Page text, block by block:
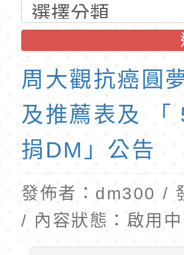
育專業人員
理人員」甄選
梯特教代課
公告(尚有缺
錄取公告-桃
民小學115
班教師助理
東門國小
梯特教代理
公告(尚有缺
周大觀抗癌圓
及推薦表及 「
捐DM」公告
發佈者：dm300 /
/ 內容狀態：啟用中